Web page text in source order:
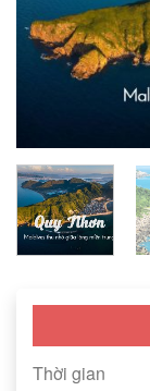
Thời gian